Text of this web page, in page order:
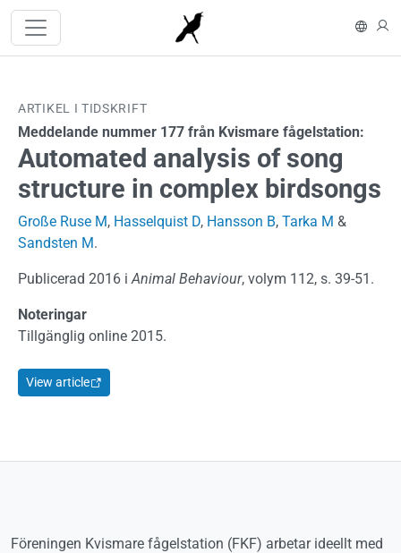
Hoppa till huvudinnehåll
In
ARTIKEL I TIDSKRIFT
Meddelande nummer 177 från Kvismare fågelstation:
Automated analysis of song
structure in complex birdsongs
Große Ruse M, Hasselquist D, Hansson B, Tarka M &
Sandsten M.
Publicerad 2016 iAnimal Behaviour, volym 112, s. 39-51.
Noteringar
Tillgänglig online 2015.
View article
Föreningen Kvismare fågelstation (FKF) arbetar ideellt med